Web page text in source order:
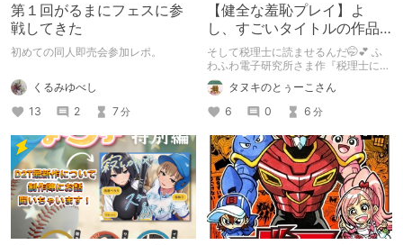
第１回がるまにフェスに参
戦してきた
初めての同人即売会参加レポ。
くるみゆべし
13
2 7分
【健全な羞恥プレイ】よ
し、すごいタイトルの作品
をまた買おう。【湧き上が
る不健全な気持ち】
そして税理士に読ませるんだ🤭💕 ふ
わふわ電子研究所さま作『税理士に購
入履歴読まれるボイス』の感想レビュ
ーです！タヌキのとぅーこさん
6
0 6 分